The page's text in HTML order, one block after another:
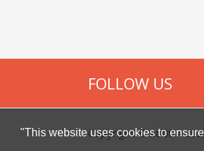
"This website uses cookies to
FOLLOW US
Copyright © 2000 -